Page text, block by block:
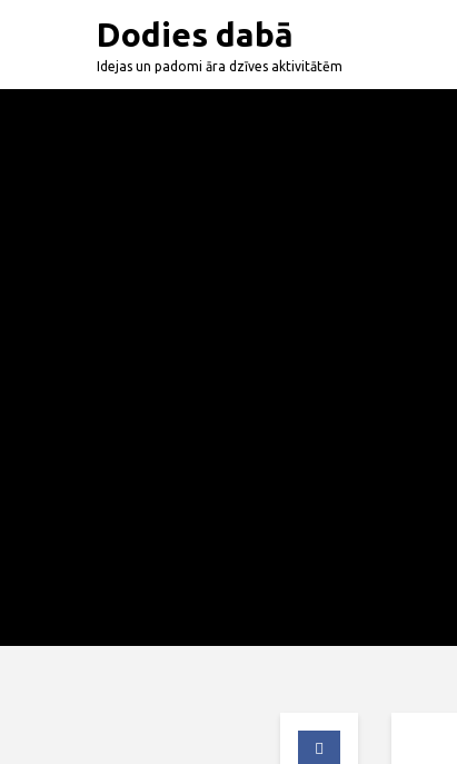
Dodies dabā
Idejas un padomi āra dzīves aktivitātēm